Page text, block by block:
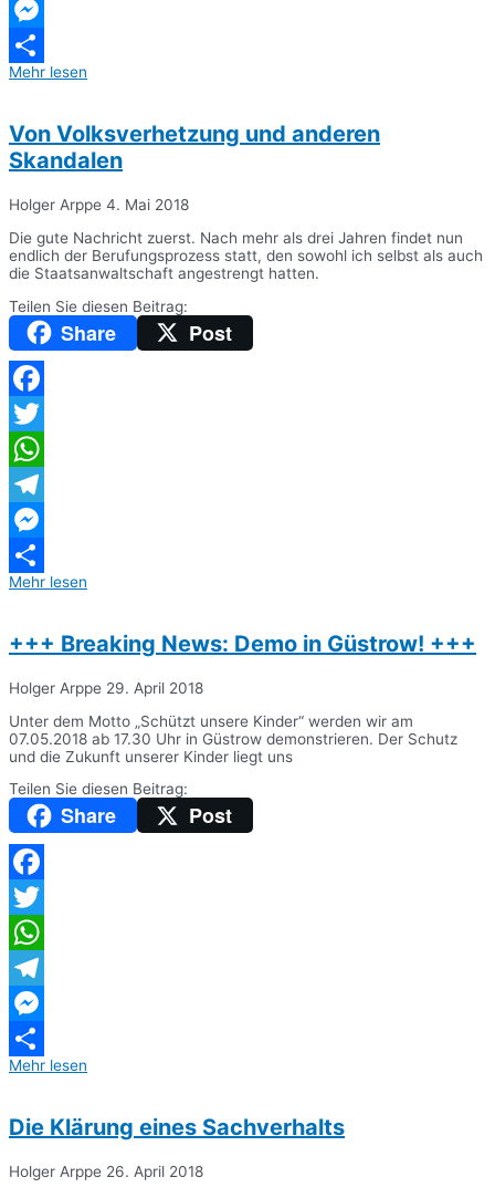
Telegram
Messenger
Teilen
Mehr lesen
Von Volksverhetzung und anderen
Skandalen
Holger Arppe 4. Mai 2018
Die gute Nachricht zuerst. Nach mehr als drei Jahren findet nun
endlich der Berufungsprozess statt, den sowohl ich selbst als auch
die Staatsanwaltschaft angestrengt hatten.
Teilen Sie diesen Beitrag:
Share Post
Facebook
Twitter
WhatsApp
Telegram
Messenger
Teilen
Mehr lesen
+++ Breaking News: Demo in Güstrow! +++
Holger Arppe 29. April 2018
Unter dem Motto „Schützt unsere Kinder“ werden wir am
07.05.2018 ab 17.30 Uhr in Güstrow demonstrieren. Der Schutz
und die Zukunft unserer Kinder liegt uns
Teilen Sie diesen Beitrag:
Share Post
Facebook
Twitter
WhatsApp
Telegram
Messenger
Teilen
Mehr lesen
Die Klärung eines Sachverhalts
Holger Arppe 26. April 2018